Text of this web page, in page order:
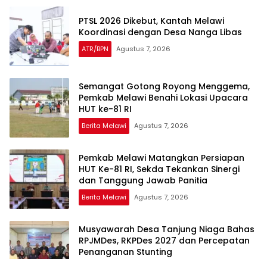
PTSL 2026 Dikebut, Kantah Melawi
Koordinasi dengan Desa Nanga Libas
ATR/BPN Agustus 7, 2026
Semangat Gotong Royong Menggema,
Pemkab Melawi Benahi Lokasi Upacara
HUT ke-81 RI
Berita Melawi Agustus 7, 2026
Pemkab Melawi Matangkan Persiapan
HUT Ke-81 RI, Sekda Tekankan Sinergi
dan Tanggung Jawab Panitia
Berita Melawi Agustus 7, 2026
Musyawarah Desa Tanjung Niaga Bahas
RPJMDes, RKPDes 2027 dan Percepatan
Penanganan Stunting